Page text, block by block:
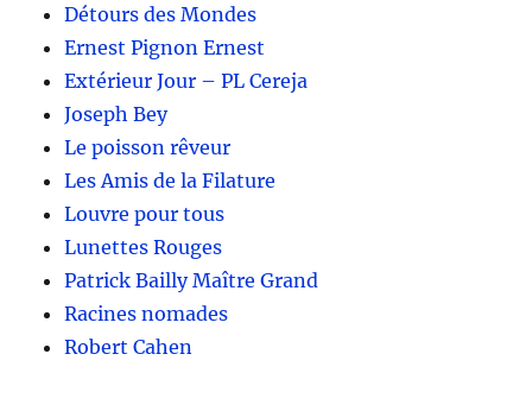
Détours des Mondes
Ernest Pignon Ernest
Extérieur Jour – PL Cereja
Joseph Bey
Le poisson rêveur
Les Amis de la Filature
Louvre pour tous
Lunettes Rouges
Patrick Bailly Maître Grand
Racines nomades
Robert Cahen